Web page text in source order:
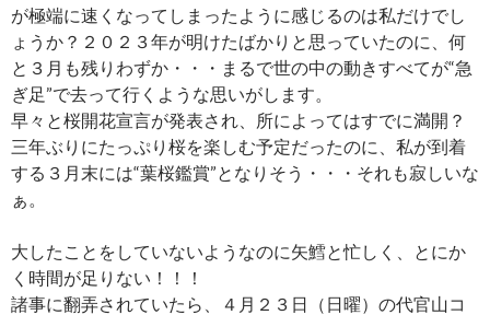
が極端に速くなってしまったように感じるのは私だけでし
ょうか？２０２３年が明けたばかりと思っていたのに、何
と３月も残りわずか・・・まるで世の中の動きすべてが“急
ぎ足”で去って行くような思いがします。
早々と桜開花宣言が発表され、所によってはすでに満開？
三年ぶりにたっぷり桜を楽しむ予定だったのに、私が到着
する３月末には“葉桜鑑賞”となりそう・・・それも寂しいな
ぁ。
大したことをしていないようなのに矢鱈と忙しく、とにか
く時間が足りない！！！
諸事に翻弄されていたら、４月２３日（日曜）の代官山コ